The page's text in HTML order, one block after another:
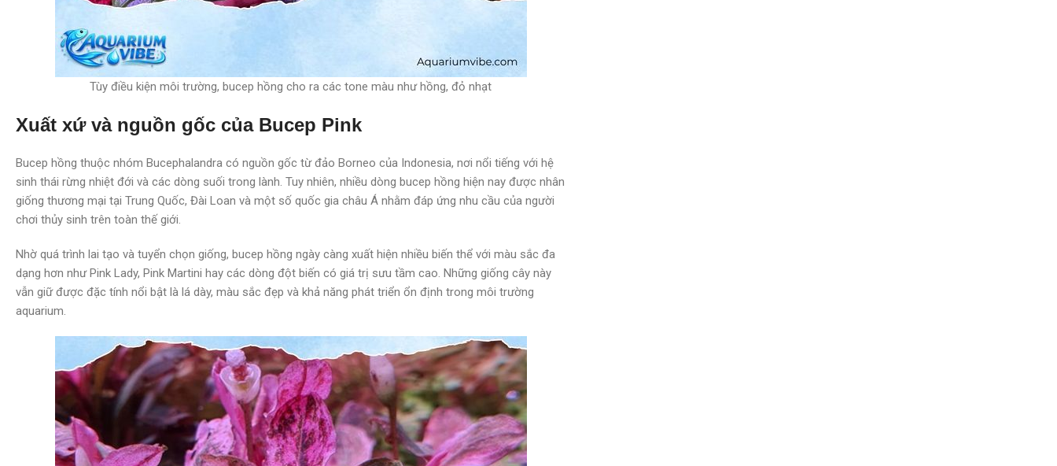
Tùy điều kiện môi trường, bucep hồng cho ra các tone màu như hồng, đỏ nhạt
Xuất xứ và nguồn gốc của Bucep Pink
Bucep hồng thuộc nhóm Bucephalandra có nguồn gốc từ đảo Borneo của Indonesia, nơi nổi tiếng với hệ
sinh thái rừng nhiệt đới và các dòng suối trong lành. Tuy nhiên, nhiều dòng bucep hồng hiện nay được nhân
giống thương mại tại Trung Quốc, Đài Loan và một số quốc gia châu Á nhằm đáp ứng nhu cầu của người
chơi thủy sinh trên toàn thế giới.
Nhờ quá trình lai tạo và tuyển chọn giống, bucep hồng ngày càng xuất hiện nhiều biến thể với màu sắc đa
dạng hơn như Pink Lady, Pink Martini hay các dòng đột biến có giá trị sưu tầm cao. Những giống cây này
vẫn giữ được đặc tính nổi bật là lá dày, màu sắc đẹp và khả năng phát triển ổn định trong môi trường
aquarium.